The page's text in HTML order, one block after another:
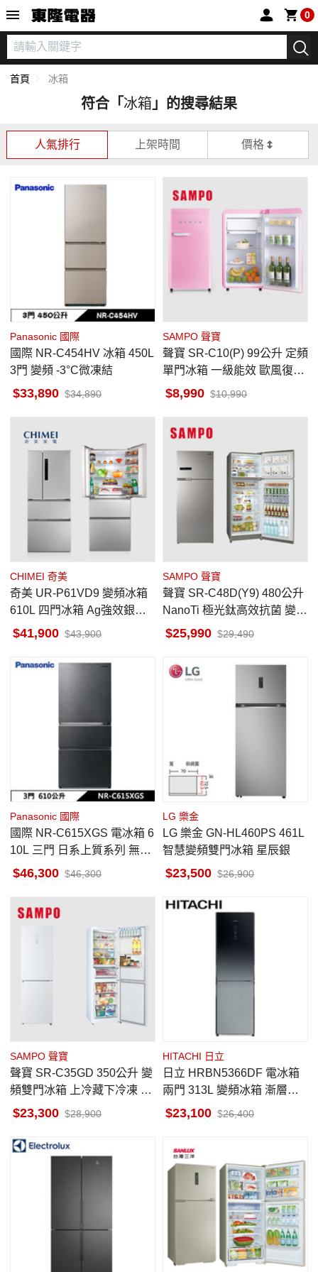
0
首頁 冰箱
符合「 冰箱 」的搜尋結果
人氣排行 上架時間 價格
Panasonic 國際
國際 NR-C454HV 冰箱 450L
3門 變頻 -3°C微凍結
33,890 34,890
SAMPO 聲寶
聲寶 SR-C10(P) 99公升 定頻
單門冰箱 一級能效 歐風復古
美型系列 粉彩紅
8,990 10,990
CHIMEI 奇美
奇美 UR-P61VD9 變頻冰箱
610L 四門冰箱 Ag強效銀除
菌 ECO⁺智慧節能 銥錠銀
41,900 43,900
SAMPO 聲寶
聲寶 SR-C48D(Y9) 480公升
NanoTi 極光鈦高效抗菌 變頻
雙門冰箱 晶鑽金
25,990 29,490
Panasonic 國際
國際 NR-C615XGS 電冰箱 6
10L 三門 日系上質系列 無邊
框岩板玻璃 墨岩黑
46,300 46,300
LG 樂金
LG 樂金 GN-HL460PS 461L
智慧變頻雙門冰箱 星辰銀
23,500 26,900
SAMPO 聲寶
聲寶 SR-C35GD 350公升 變
頻雙門冰箱 上冷藏下冷凍 玻
璃觸控 窄身美型 可改左開 琉
23,300 28,900
HITACHI 日立
日立 HRBN5366DF 電冰箱
兩門 313L 變頻冰箱 漸層琉
璃黑 美型琉璃 右開
23,100 26,400